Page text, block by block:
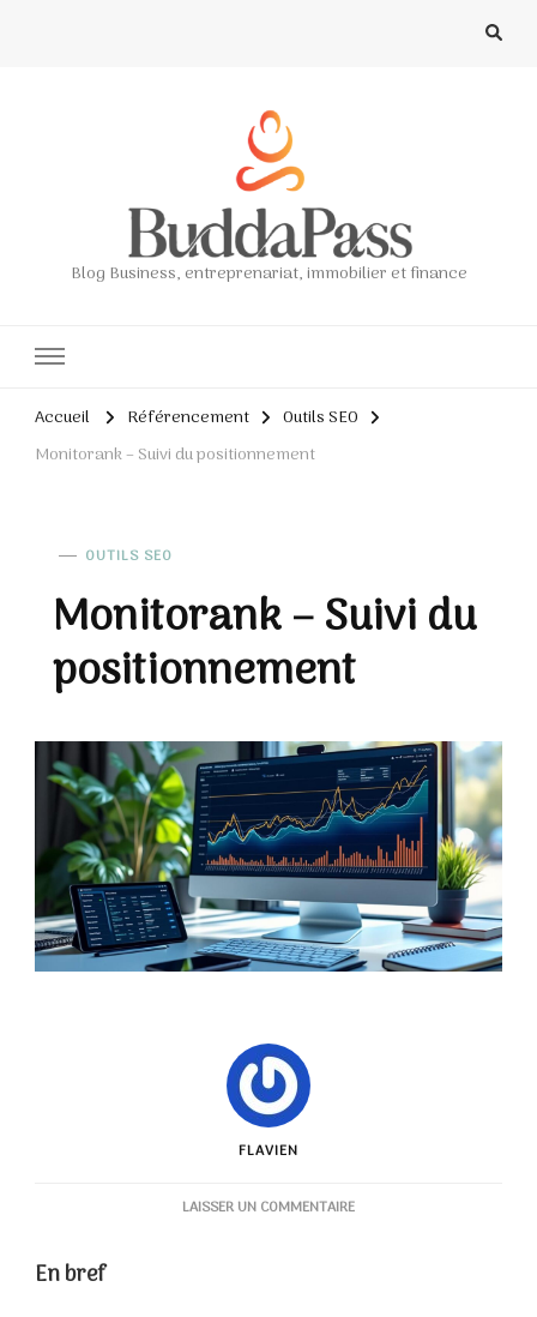
Blog Business, entreprenariat, immobilier et finance
Accueil Référencement
Outils SEO
Monitorank – Suivi du positionnement
OUTILS SEO
Monitorank – Suivi du
positionnement
FLAVIEN
LAISSER UN COMMENTAIRESUR
En bref